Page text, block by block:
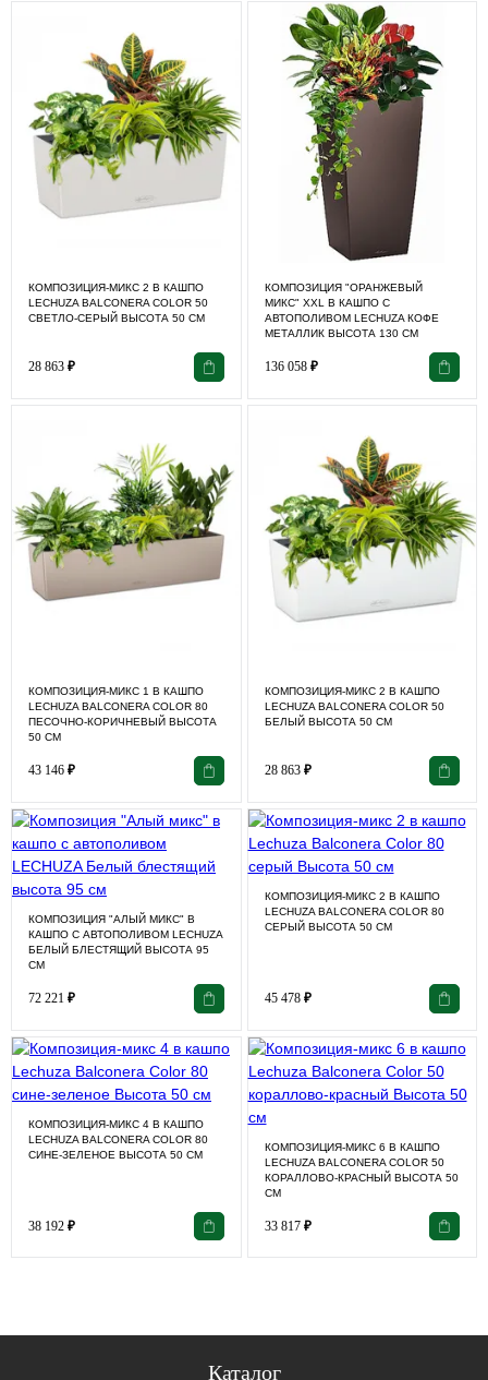
КОМПОЗИЦИЯ-МИКС 2 В КАШПО
LECHUZA BALCONERA COLOR 50
СВЕТЛО-СЕРЫЙ ВЫСОТА 50 СМ
28 863 ₽
КОМПОЗИЦИЯ "ОРАНЖЕВЫЙ
МИКС" XXL В КАШПО С
АВТОПОЛИВОМ LECHUZA КОФЕ
МЕТАЛЛИК ВЫСОТА 130 СМ
136 058 ₽
КОМПОЗИЦИЯ-МИКС 1 В КАШПО
LECHUZA BALCONERA COLOR 80
ПЕСОЧНО-КОРИЧНЕВЫЙ ВЫСОТА
50 СМ
43 146 ₽
КОМПОЗИЦИЯ-МИКС 2 В КАШПО
LECHUZA BALCONERA COLOR 50
БЕЛЫЙ ВЫСОТА 50 СМ
28 863 ₽
КОМПОЗИЦИЯ "АЛЫЙ МИКС" В
КАШПО С АВТОПОЛИВОМ LECHUZA
БЕЛЫЙ БЛЕСТЯЩИЙ ВЫСОТА 95
СМ
72 221 ₽
КОМПОЗИЦИЯ-МИКС 2 В КАШПО
LECHUZA BALCONERA COLOR 80
СЕРЫЙ ВЫСОТА 50 СМ
45 478 ₽
КОМПОЗИЦИЯ-МИКС 4 В КАШПО
LECHUZA BALCONERA COLOR 80
СИНЕ-ЗЕЛЕНОЕ ВЫСОТА 50 СМ
38 192 ₽
КОМПОЗИЦИЯ-МИКС 6 В КАШПО
LECHUZA BALCONERA COLOR 50
КОРАЛЛОВО-КРАСНЫЙ ВЫСОТА 50
СМ
33 817 ₽
Каталог